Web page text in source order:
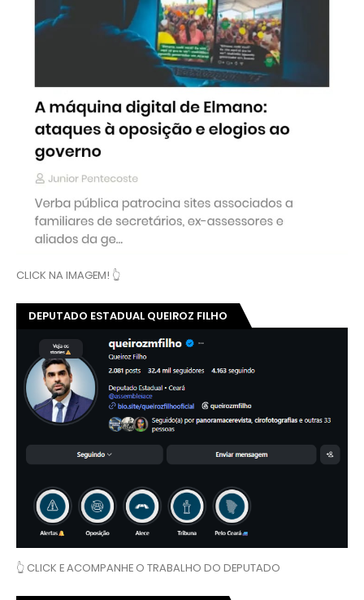
CLICK NA IMAGEM! 👆
DEPUTADO ESTADUAL QUEIROZ FILHO
👆 CLICK E ACOMPANHE O TRABALHO DO DEPUTADO